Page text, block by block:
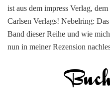
ist aus dem impress Verlag,
Carlsen Verlags! Nebelring:
Band dieser Reihe und wie
nun in meiner Rezension